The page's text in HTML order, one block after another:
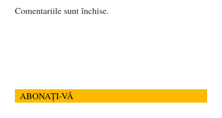
Comentariile sunt închise.
ABONAȚI-VĂ